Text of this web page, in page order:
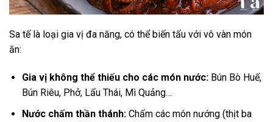
Sa tế là loại gia vị đa năng, có thể biến tấu với vô vàn món
ăn:
Gia vị không thể thiếu cho các món nước:Bún Bò Huế,
Bún Riêu, Phở, Lẩu Thái, Mì Quảng…
Nước chấm thần thánh:Chấm các món nướng (thịt ba